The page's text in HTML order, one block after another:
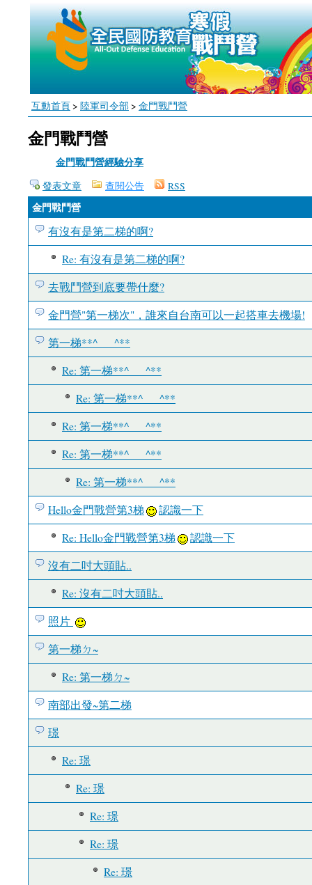
互動首頁> 陸軍司令部> 金門戰鬥營
金門戰鬥營
金門戰鬥營經驗分享
發表文章 查閱公告 RSS
金門戰鬥營
有沒有是第二梯的啊?
Re: 有沒有是第二梯的啊?
去戰鬥營到底要帶什麼?
金門營"第一梯次"，誰來自台南可以一起搭車去機場!
第一梯**^___^**
Re: 第一梯**^___^**
Re: 第一梯**^___^**
Re: 第一梯**^___^**
Re: 第一梯**^___^**
Re: 第一梯**^___^**
Hello金門戰營第3梯
認識一下
Re: Hello金門戰營第3梯
認識一下
沒有二吋大頭貼..
Re: 沒有二吋大頭貼..
照片
第一梯ㄉ~
Re: 第一梯ㄉ~
南部出發~第二梯
璟
Re: 璟
Re: 璟
Re: 璟
Re: 璟
Re: 璟